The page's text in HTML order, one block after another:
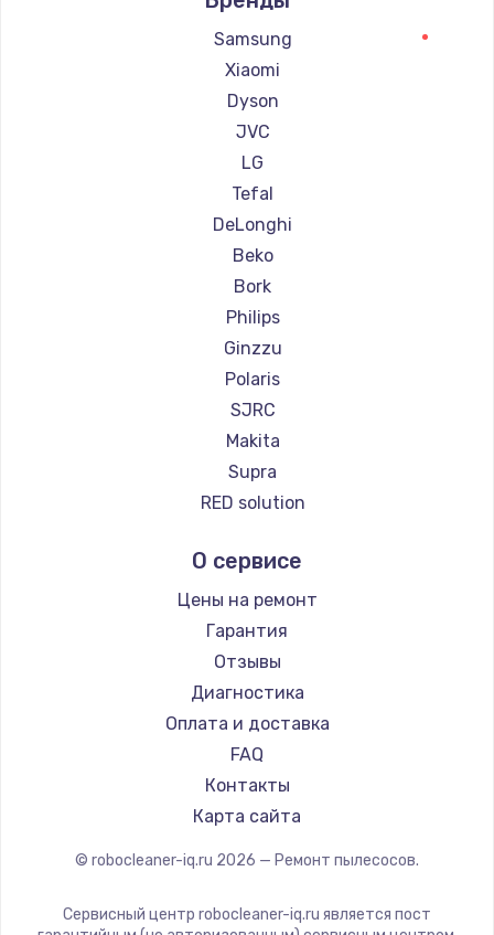
Ремонт пылесосов lydsto
Ремонт пылесосов Atvel
Ремонт пылесосов Tineco
Ремонт пылесосов Tuvio
Ремонт пылесосов DEXP
Ремонт пылесосов Haier
Ремонт пылесосов Pioneer
Ремонт пылесосов Electrolux
Ремонт пылесосов Grundig
Ремонт пылесосов BBK
Ремонт пылесосов Scarlett
Ремонт пылесосов Kyvol
Ремонт пылесосов Eigen
Ремонт пылесосов Honor
Ремонт пылесосов Qyron
Ремонт пылесосов Doffler
Ремонт пылесосов Bosch
Ремонт пылесосов Elitech
Ремонт пылесосов STIHL
Ремонт пылесосов Kirby
Samsung
Xiaomi
Dyson
JVC
LG
Tefal
DeLonghi
Beko
Bork
Philips
Ginzzu
Polaris
SJRC
Makita
Supra
RED solution
Miele
lydsto
Atvel
Tineco
Tuvio
DEXP
Haier
Pioneer
Electrolux
Scarlett
О сервисе
Цены на ремонт
Гарантия
Отзывы
Диагностика
Оплата и доставка
FAQ
Контакты
Карта сайта
© robocleaner-iq.ru 2026 — Ремонт пылесосов.
Сервисный центр robocleaner-iq.ru является пост